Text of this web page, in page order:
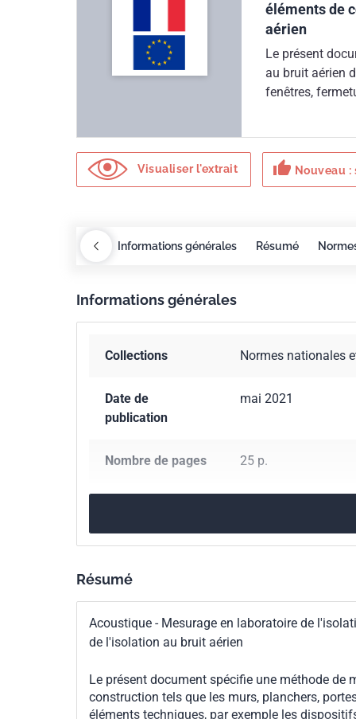
éléments de
aérien
Le présent
au bruit aérien
fenêtres,
techniques,
d’étanchéité de
planchers
flottants.Les
construction
effectués
acoustique,
Visualiser l'extrait thumb_up Nouveau :
COBAZ Informations générales Résumé
Informations générales
Collections Normes nationales
Date de
publication
mai 2021
Nombre de pages 25 p.
Codes ICS 17.140.01
classement
Numéro de tirage 1
Parenté
ISO 10140-2:2021
Résumé
Acoustique - Mesurage en laboratoire de
de l'isolation au bruit aérien
Le présent document spécifie une méthode de
construction tels que les murs, planchers,
éléments techniques, par exemple les